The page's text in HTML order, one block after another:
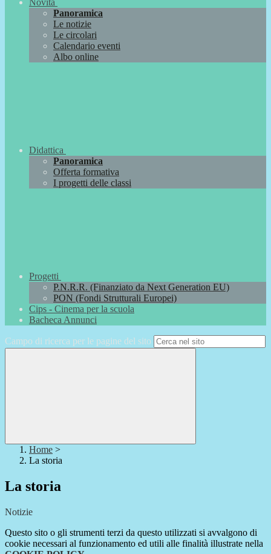
Novità
Panoramica
Le notizie
Le circolari
Calendario eventi
Albo online
Didattica
Panoramica
Offerta formativa
I progetti delle classi
Progetti
P.N.R.R. (Finanziato da Next Generation EU)
PON (Fondi Strutturali Europei)
Cips - Cinema per la scuola
Bacheca Annunci
Campo di ricerca per le pagine del sito
Home >
La storia
La storia
Notizie
Questo sito o gli strumenti terzi da questo utilizzati si avvalgono di
cookie necessari al funzionamento ed utili alle finalità illustrate nella